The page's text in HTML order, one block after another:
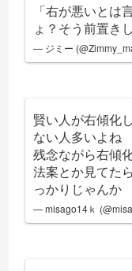
「右が悪いとは
ょ？そう前置き
— ジミー
賢い人が右傾化
ない人多いよね
残念ながら右傾
法案とか見てた
っかりじゃんか
— misago14ｋ